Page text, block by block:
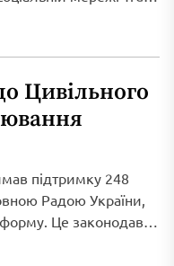
Цивільного
підтримку 248
Радою України,
Це законодавче